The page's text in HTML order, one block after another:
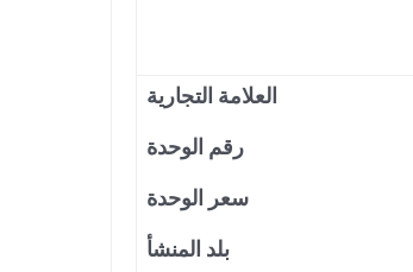
العلامة التجارية
رقم الوحدة
سعر الوحدة
بلد المنشأ